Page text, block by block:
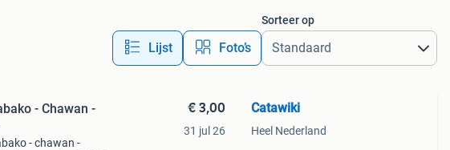
Lijst Foto’s
Sorteer op
- Chawan -
- chawan -
€ 3,00
31 jul 26
Catawiki
Heel Nederland